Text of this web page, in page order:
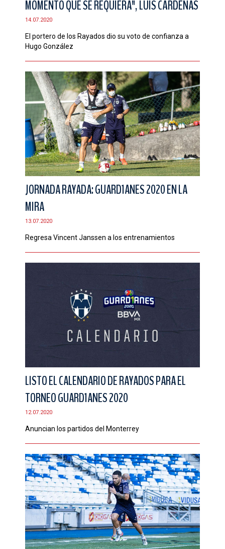
MOMENTO QUE SE REQUIERA", LUIS CÁRDENAS
14.07.2020
El portero de los Rayados dio su voto de confianza a
Hugo González
JORNADA RAYADA: GUARD1ANES 2020 EN LA
MIRA
13.07.2020
Regresa Vincent Janssen a los entrenamientos
LISTO EL CALENDARIO DE RAYADOS PARA EL
TORNEO GUARD1ANES 2020
12.07.2020
Anuncian los partidos del Monterrey